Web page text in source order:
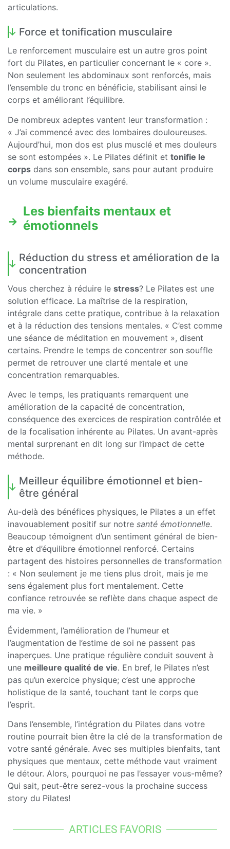
articulations.
Force et tonification musculaire
Le renforcement musculaire est un autre gros point
fort du Pilates, en particulier concernant le « core ».
Non seulement les abdominaux sont renforcés, mais
l’ensemble du tronc en bénéficie, stabilisant ainsi le
corps et améliorant l’équilibre.
De nombreux adeptes vantent leur transformation :
« J’ai commencé avec des lombaires douloureuses.
Aujourd’hui, mon dos est plus musclé et mes douleurs
se sont estompées ». Le Pilates définit et tonifie le
corps dans son ensemble, sans pour autant produire
un volume musculaire exagéré.
Les bienfaits mentaux et
émotionnels
Réduction du stress et amélioration de la
concentration
Vous cherchez à réduire le stress? Le Pilates est une
solution efficace. La maîtrise de la respiration,
intégrale dans cette pratique, contribue à la relaxation
et à la réduction des tensions mentales. « C’est comme
une séance de méditation en mouvement », disent
certains. Prendre le temps de concentrer son souffle
permet de retrouver une clarté mentale et une
concentration remarquables.
Avec le temps, les pratiquants remarquent une
amélioration de la capacité de concentration,
conséquence des exercices de respiration contrôlée et
de la focalisation inhérente au Pilates. Un avant-après
mental surprenant en dit long sur l’impact de cette
méthode.
Meilleur équilibre émotionnel et bien-
être général
Au-delà des bénéfices physiques, le Pilates a un effet
inavouablement positif sur notre santé émotionnelle.
Beaucoup témoignent d’un sentiment général de bien-
être et d’équilibre émotionnel renforcé. Certains
partagent des histoires personnelles de transformation
: « Non seulement je me tiens plus droit, mais je me
sens également plus fort mentalement. Cette
confiance retrouvée se reflète dans chaque aspect de
ma vie. »
Évidemment, l’amélioration de l’humeur et
l’augmentation de l’estime de soi ne passent pas
inaperçues. Une pratique régulière conduit souvent à
une meilleure qualité de vie. En bref, le Pilates n’est
pas qu’un exercice physique; c’est une approche
holistique de la santé, touchant tant le corps que
l’esprit.
Dans l’ensemble, l’intégration du Pilates dans votre
routine pourrait bien être la clé de la transformation de
votre santé générale. Avec ses multiples bienfaits, tant
physiques que mentaux, cette méthode vaut vraiment
le détour. Alors, pourquoi ne pas l’essayer vous-même?
Qui sait, peut-être serez-vous la prochaine success
story du Pilates!
ARTICLES FAVORIS